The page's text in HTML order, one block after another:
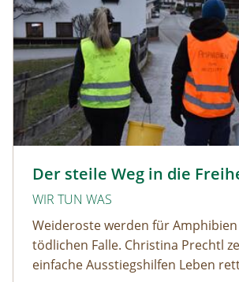
Der steile Weg in die
WIR TUN WAS
Weideroste werden für
tödlichen Falle. Christina Prechtl
einfache Ausstiegshilfen Leben